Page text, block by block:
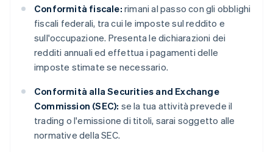
Conformità fiscale: rimani al passo con gli obblighi
fiscali federali, tra cui le imposte sul reddito e
sull'occupazione. Presenta le dichiarazioni dei
redditi annuali ed effettua i pagamenti delle
imposte stimate se necessario.
Conformità alla Securities and Exchange
Commission (SEC): se la tua attività prevede il
trading o l'emissione di titoli, sarai soggetto alle
normative della SEC.